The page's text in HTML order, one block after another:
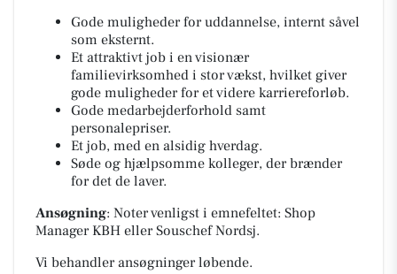
Gode muligheder for uddannelse, internt såvel
som eksternt.
Et attraktivt job i en visionær
familievirksomhed i stor vækst, hvilket giver
gode muligheder for et videre karriereforløb.
Gode medarbejderforhold samt
personalepriser.
Et job, med en alsidig hverdag.
Søde og hjælpsomme kolleger, der brænder
for det de laver.
Ansøgning: Noter venligst i emnefeltet: Shop
Manager KBH eller Souschef Nordsj.
Vi behandler ansøgninger løbende.